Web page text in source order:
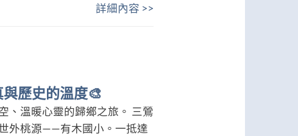
詳細內容 >>
歷史的溫度🎨
、溫暖心靈的歸鄉之旅。 三鶯
外桃源——有木國小。一抵達